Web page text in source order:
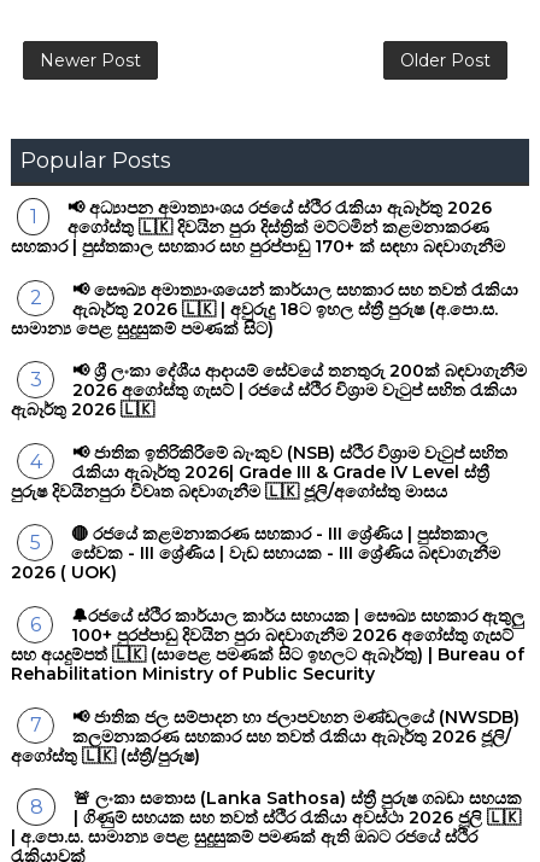
Newer Post Older Post
Popular Posts
📢 අධ්‍යාපන අමාත්‍යාංශය රජයේ ස්ථිර රැකියා ඇබෑර්තු 2026
අගෝස්තු 🇱🇰 දිවයින පුරා දිස්ත්‍රික් මට්ටමින් කළමනාකරණ
සහකාර | පුස්තකාල සහකාර සහ පුරප්පාඩු 170+ ක් සඳහා බඳවාගැනීම
📢 සෞඛ්‍ය අමාත්‍යාංශයෙන් කාර්යාල සහකාර සහ තවත් රැකියා
ඇබෑර්තු 2026 🇱🇰 | අවුරුදු 18ට ඉහල ස්ත්‍රී පුරුෂ (අ.පො.ස.
සාමාන්‍ය පෙළ සුදුසුකම් පමණක් සිට)
📢 ශ්‍රී ලංකා දේශීය ආදායම් සේවයේ තනතුරු 200ක් බඳවාගැනීම
2026 අගෝස්තු ගැසට් | රජයේ ස්ථිර විශ්‍රාම වැටුප් සහිත රැකියා
ඇබෑර්තු 2026 🇱🇰
📢 ජාතික ඉතිරිකිරීමේ බැංකුව (NSB) ස්ථිර විශ්‍රාම වැටුප් සහිත
රැකියා ඇබෑර්තු 2026| Grade III & Grade IV Level ස්ත්‍රී
පුරුෂ දිවයිනපුරා විවෘත බඳවාගැනීම 🇱🇰 ජූලි/අගෝස්තු මාසය
🔴 රජයේ කළමනාකරණ සහකාර - III ශ්‍රේණිය | පුස්තකාල
සේවක - III ශ්‍රේණිය | වැඩ සහායක - III ශ්‍රේණිය බඳවාගැනීම
2026 ( UOK)
🔔රජයේ ස්ථිර කාර්යාල කාර්ය සහායක | සෞඛ්‍ය සහකාර ඇතුලු
100+ පුරප්පාඩු දිවයින පුරා බඳවාගැනීම 2026 අගෝස්තු ගැසට්
සහ අයදුම්පත් 🇱🇰 (සාපෙළ පමණක් සිට ඉහලට ඇබෑර්තු) | Bureau of
Rehabilitation Ministry of Public Security
📢 ජාතික ජල සම්පාදන හා ජලාපවහන මණ්ඩලයේ (NWSDB)
කලමනාකරණ සහකාර සහ තවත් රැකියා ඇබෑර්තු 2026 ජූලි/
අගෝස්තු 🇱🇰 (ස්ත්‍රී/පුරුෂ)
🚨 ලංකා සතොස (Lanka Sathosa) ස්ත්‍රී පුරුෂ ගබඩා සහයක
| ගිණුම් සහයක සහ තවත් ස්ථිර රැකියා අවස්ථා 2026 ජූලි 🇱🇰
| අ.පො.ස. සාමාන්‍ය පෙළ සුදුසුකම් පමණක් ඇති ඔබට රජයේ ස්ථිර
රැකියාවක්